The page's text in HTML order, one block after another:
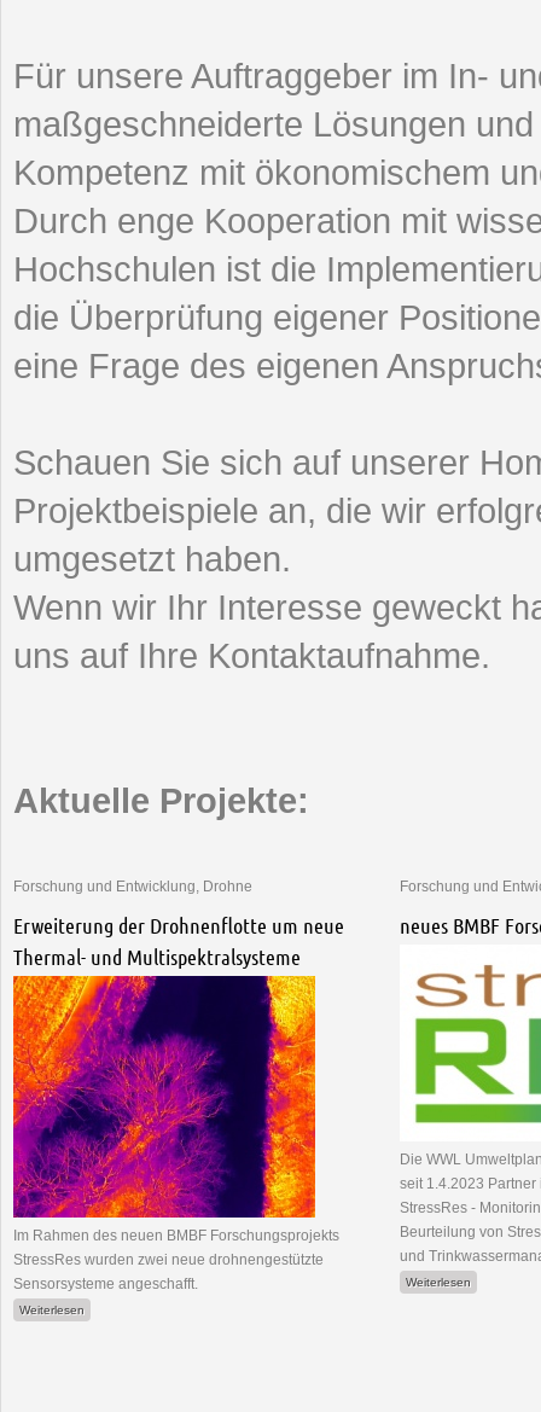
Für unsere Auftraggeber im In-
maßgeschneiderte Lösungen
Kompetenz mit ökonomischem
Durch enge Kooperation mit
Hochschulen ist die
die Überprüfung eigener
eine Frage des eigenen
Schauen Sie sich auf unserer
Projektbeispiele an, die wir
umgesetzt haben.
Wenn wir Ihr Interesse geweckt
uns auf Ihre Kontaktaufnahme.
Aktuelle Projekte:
Forschung und Entwicklung, Drohne
Erweiterung der Drohnenflotte um neue
Thermal- und Multispektralsysteme
Im Rahmen des neuen BMBF Forschungsprojekts
StressRes wurden zwei neue drohnengestützte
Sensorsysteme angeschafft.
Weiterlesen
Forschung und
neues BMBF
Die WWL
seit 1.4.2023
StressRes -
Beurteilung von
und
Weiterlesen